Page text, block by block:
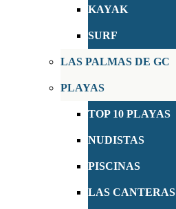
KAYAK
SURF
LAS PALMAS DE GC
PLAYAS
TOP 10 PLAYAS
NUDISTAS
PISCINAS
LAS CANTERAS